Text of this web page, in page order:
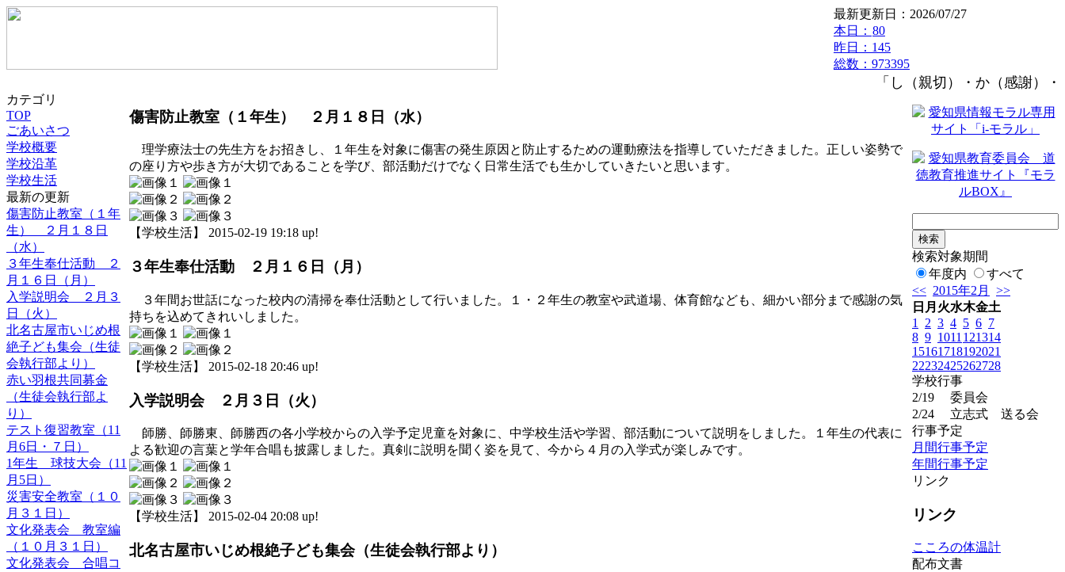
最新更新日：2026/07/27
本日： 80
昨日：145
総数：973395
「し（親切）・か（感謝）・つ
カテゴリ
TOP
ごあいさつ
学校概要
学校沿革
学校生活
最新の更新
傷害防止教室（１年
生） ２月１８日
（水）
３年生奉仕活動 ２
月１６日（月）
入学説明会 ２月３
日（火）
北名古屋市いじめ根
絶子ども集会（生徒
会執行部より）
赤い羽根共同募金
（生徒会執行部よ
り）
テスト復習教室（11
月6日・７日）
1年生 球技大会（11
月5日）
災害安全教室（１０
月３１日）
文化発表会 教室編
（１０月３１日）
文化発表会 合唱コ
傷害防止教室（１年生） ２月１８日（水）
理学療法士の先生方をお招きし、１年生を対象に傷害の発生原因と防止するための運動療法を指導していただきました。正しい姿勢で
の座り方や歩き方が大切であることを学び、部活動だけでなく日常生活でも生かしていきたいと思います。
【学校生活】 2015-02-19 19:18 up!
３年生奉仕活動 ２月１６日（月）
３年間お世話になった校内の清掃を奉仕活動として行いました。１・２年生の教室や武道場、体育館なども、細かい部分まで感謝の気
持ちを込めてきれいしました。
【学校生活】 2015-02-18 20:46 up!
入学説明会 ２月３日（火）
師勝、師勝東、師勝西の各小学校からの入学予定児童を対象に、中学校生活や学習、部活動について説明をしました。１年生の代表に
よる歓迎の言葉と学年合唱も披露しました。真剣に説明を聞く姿を見て、今から４月の入学式が楽しみです。
【学校生活】 2015-02-04 20:08 up!
北名古屋市いじめ根絶子ども集会（生徒会執行部より）
検索対象期間
年度内
すべて
<< 2015年2月
>>
日 月 火水木金土
1
2 3 4 5 6 7
8 9 1011 121314
15161718192021
22232425262728
学校行事
2/19
委員会
2/24
立志式 送る会
行事予定
月間行事予定
年間行事予定
リンク
リンク
こころの体温計
配布文書